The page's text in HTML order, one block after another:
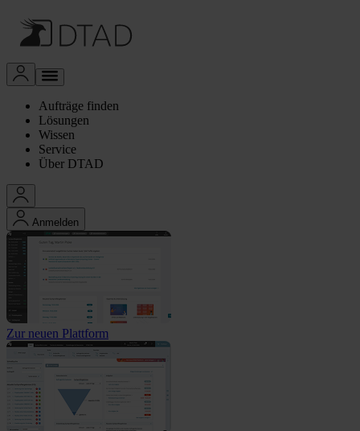
Aufträge finden
Lösungen
Wissen
Service
Über DTAD
Anmelden
Zur neuen Plattform